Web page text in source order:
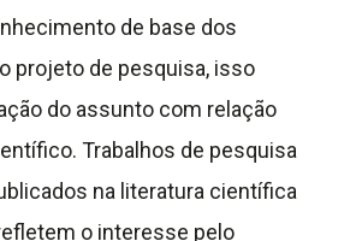
de base dos
projeto de pesquisa, isso
do assunto com relação
Trabalhos de pesquisa
na literatura científica
o interesse pelo